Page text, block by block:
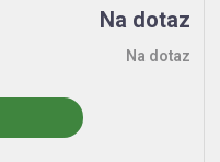
Na dotaz
Na dotaz